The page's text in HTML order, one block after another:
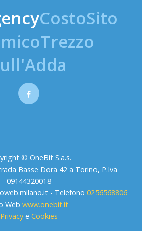
CostoSito
© OneBit S.a.s.
Basse Dora 42 a Torino, P.Iva
09144320018
- Telefono 0256568806
Web www.onebit.it
Privacy e Cookies